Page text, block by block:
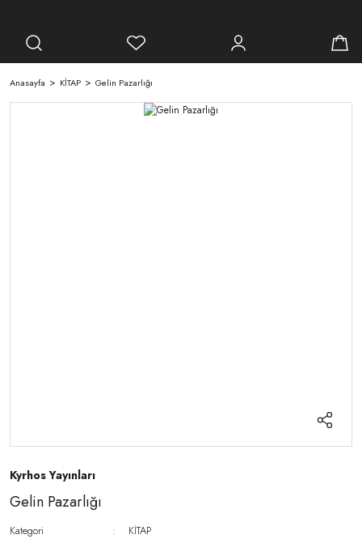
Anasayfa KİTAP Gelin Pazarlığı
Kyrhos Yayınları
Gelin Pazarlığı
Kategori
KİTAP